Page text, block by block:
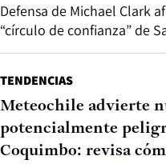
Defensa de Michael Clark
“círculo de confianza” de
TENDENCIAS
Meteochile advierte
potencialmente
Coquimbo: revisa